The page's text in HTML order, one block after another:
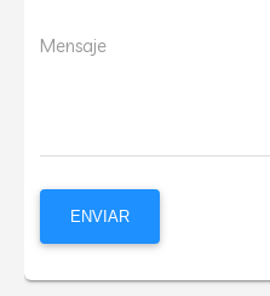
Mensaje